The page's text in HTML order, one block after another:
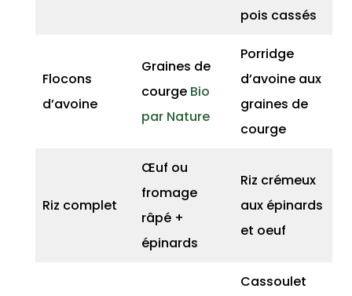
pois cassés
Flocons
d’avoine
Graines de
courgeBio
par Nature
Porridge
d’avoine aux
graines de
courge
Riz complet
Œuf ou
fromage
râpé +
épinards
Riz crémeux
aux épinards
et oeuf
Cassoulet